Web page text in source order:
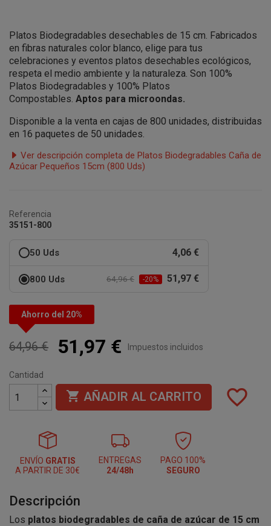
Platos Biodegradables desechables de 15 cm. Fabricados
en fibras naturales color blanco, elige para tus
celebraciones y eventos platos desechables ecológicos,
respeta el medio ambiente y la naturaleza. Son 100%
Platos Biodegradables y 100% Platos
Compostables. Aptos para microondas.
Disponible a la venta en cajas de 800 unidades, distribuidas
en 16 paquetes de 50 unidades.
Ver descripción completa de Platos Biodegradables Caña de
Azúcar Pequeños 15cm (800 Uds)
Referencia
35151-800
50 Uds 4,06 €
800 Uds 64,96 € -20% 51,97 €
Ahorro del 20%
64,96 € 51,97 € Impuestos incluidos
Cantidad
 AÑADIR AL CARRITO favorite_border
ENVÍO GRATIS
A PARTIR DE 30€
ENTREGAS
24/48h
PAGO 100%
SEGURO
Descripción
Los platos biodegradables de caña de azúcar de 15 cm